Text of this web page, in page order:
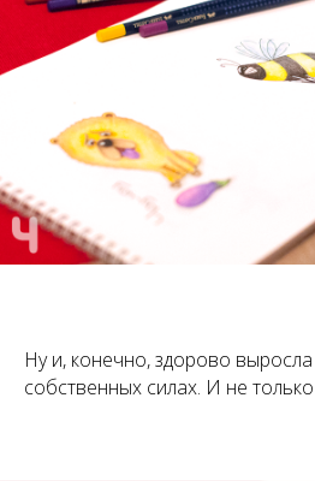
Ну и, конечно, здорово
собственных силах. И не